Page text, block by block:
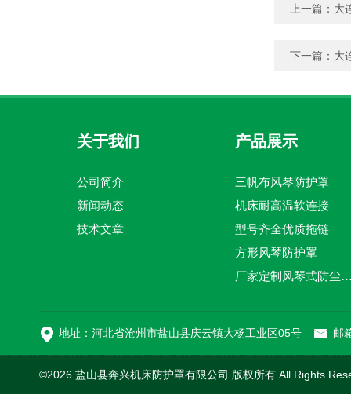
上一篇： 大
下一篇： 大
关于我们
公司简介
新闻动态
技术文章
产品展示
三帆布风琴防护罩
机床耐高温软连接
型号齐全优质拖链
方形风琴防护罩
厂家定制风琴式
地址：河北省沧州市盐山县庆云镇大杨工业区05号 邮
©2026 盐山县奔兴机床防护罩有限公司 版权所有 All Rights